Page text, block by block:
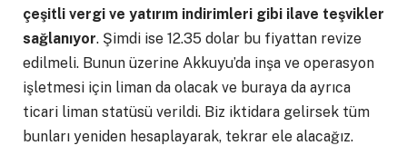
çeşitli vergi ve yatırım indirimleri gibi ilave teşvikler
sağlanıyor. Şimdi ise 12.35 dolar bu fiyattan revize
edilmeli. Bunun üzerine Akkuyu’da inşa ve operasyon
işletmesi için liman da olacak ve buraya da ayrıca
ticari liman statüsü verildi. Biz iktidara gelirsek tüm
bunları yeniden hesaplayarak, tekrar ele alacağız.